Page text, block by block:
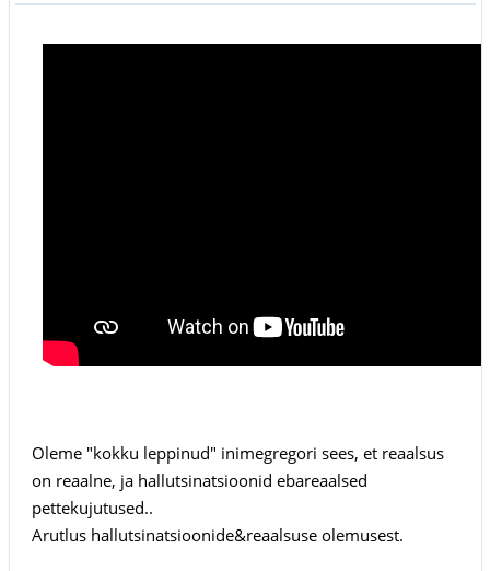
Oleme "kokku leppinud" inimegregori sees, et reaalsus
on reaalne, ja hallutsinatsioonid ebareaalsed
pettekujutused..
Arutlus hallutsinatsioonide&reaalsuse olemusest.